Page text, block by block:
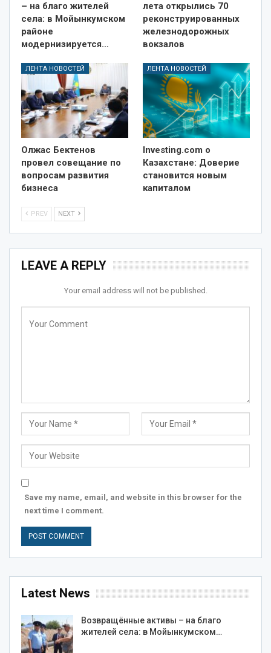
– на благо жителей
села: в Мойынкумском
районе
модернизируется…
лета открылись 70
реконструированных
железнодорожных
вокзалов
ЛЕНТА НОВОСТЕЙ
Олжас Бектенов
провел совещание по
вопросам развития
бизнеса
ЛЕНТА НОВОСТЕЙ
Investing.com о
Казахстане: Доверие
становится новым
капиталом
PREV NEXT
LEAVE A REPLY
Your email address will not be published.
Save my name, email, and website in this browser for the
next time I comment.
Latest News
Возвращённые активы – на благо
жителей села: в Мойынкумском…